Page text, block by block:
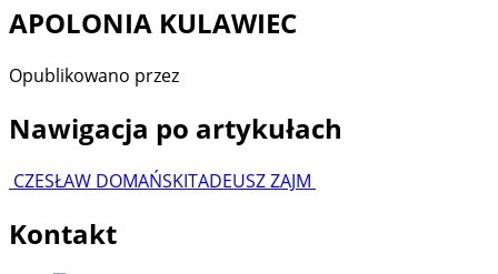
APOLONIA KULAWIEC
Opublikowano przez
Nawigacja po artykułach
CZESŁAW DOMAŃSKITADEUSZ ZAJM
Kontakt